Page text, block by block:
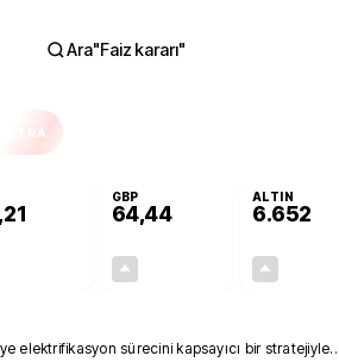
Ara"Faiz kararı"
GBP
64,44
ALTIN
6.652
elektrifikasyon sürecini kapsayıcı bir stratejiyle